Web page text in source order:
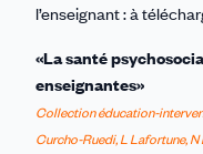
l’enseignant : à
«La santé
enseignantes»
Collection éducation-
Curcho-Ruedi, L Lafortune,